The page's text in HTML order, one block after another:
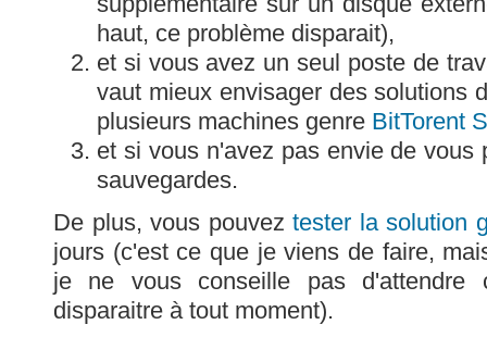
haut, ce problème disparait),
et si vous avez un seul poste de
vaut mieux envisager des solutions
plusieurs machines genre BitTorent
et si vous n'avez pas envie de vous
sauvegardes.
De plus, vous pouveztester la solution
jours (c'est ce que je viens de faire,
je ne vous conseille pas d'attendre
disparaitre à tout moment).